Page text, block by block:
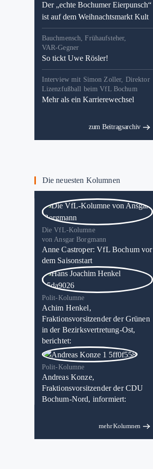
Der „echte Bochumer Eierpunsch“
ist auf dem Weihnachtsmarkt Kult
Bauchmensch, Frühaufsteher,
VAR-Gegner
So tickt Uwe Rösler!
Interview mit Simon Zoller, Direktor
Lizenzfußball beim VfL Bochum
Mehr als ein Karrierewechsel
zum Beitragsarchiv
Die neuesten Kolumnen
Die VfL-Kolumne
von Ansgar Borgmann
Anne Castroper: VfL Bochum vor
dem Saisonstart
Polit-Kolumne
Achim Henkel,
Fraktionsvorsitzender der Grünen
in der Bezirksvertretung-Ost,
berichtet:
Polit-Kolumne
Andreas Konze,
Fraktionsvorsitzender der CDU
Bochum-Nord, informiert:
mehr Kolumnen